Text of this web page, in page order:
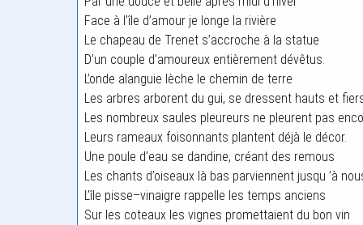
Face à l’île d’amour je longe la rivière
Le chapeau de Trenet s’accroche à la statue
D’un couple d’amoureux entièrement dévêtus.
L’onde alanguie lèche le chemin de terre
Les arbres arborent du gui, se dressent hauts et
Les nombreux saules pleureurs ne pleurent pas
Leurs rameaux foisonnants plantent déjà le décor.
Une poule d’eau se dandine, créant des remous
Les chants d’oiseaux là bas parviennent jusqu ’à
L’île pisse–vinaigre rappelle les temps anciens
Sur les coteaux les vignes promettaient du bon vin